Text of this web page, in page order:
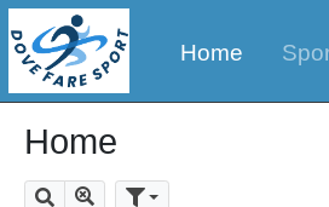
Home
Home
Cerca Mostra tutti i risultati
Parametri di ricerca